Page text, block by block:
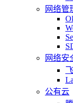
网络管
网络安
公有云